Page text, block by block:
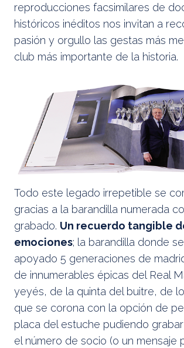
reproducciones facsimilares de
históricos inéditos nos invitan a
pasión y orgullo las gestas más
club más importante de la historia.
Todo este legado irrepetible se
gracias a la barandilla numerada
grabado. Un recuerdo tangible
emociones; la barandilla donde
apoyado 5 generaciones de
de innumerables épicas del Real
yeyés, de la quinta del buitre, de
que se corona con la opción de
placa del estuche pudiendo
el número de socio (o un mensaje